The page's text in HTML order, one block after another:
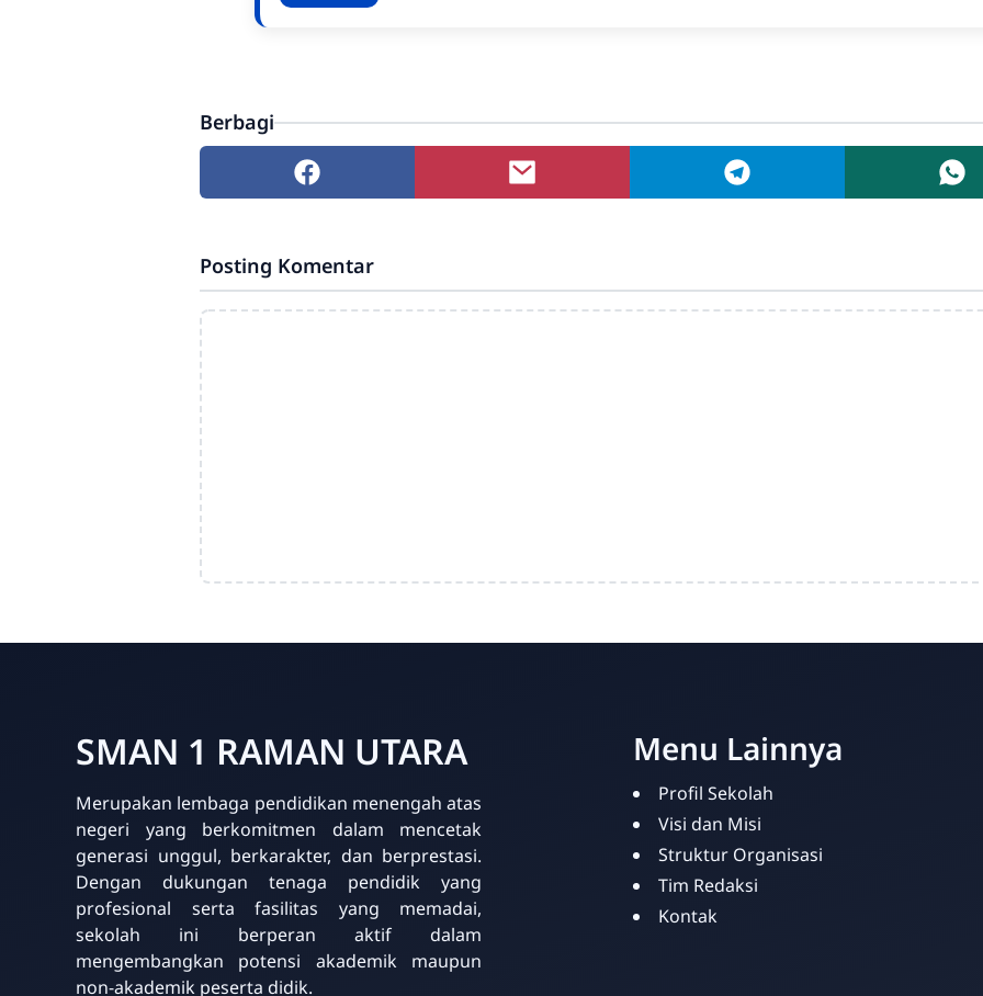
Berbagi
Posting Komentar
SMAN 1 RAMAN UTARA
Merupakan lembaga pendidikan menengah atas
negeri yang berkomitmen dalam mencetak
generasi unggul, berkarakter, dan berprestasi.
Dengan dukungan tenaga pendidik yang
profesional serta fasilitas yang memadai,
sekolah ini berperan aktif dalam
mengembangkan potensi akademik maupun
non-akademik peserta didik.
Menu Lainnya
Profil Sekolah
Visi dan Misi
Struktur Organisasi
Tim Redaksi
Kontak